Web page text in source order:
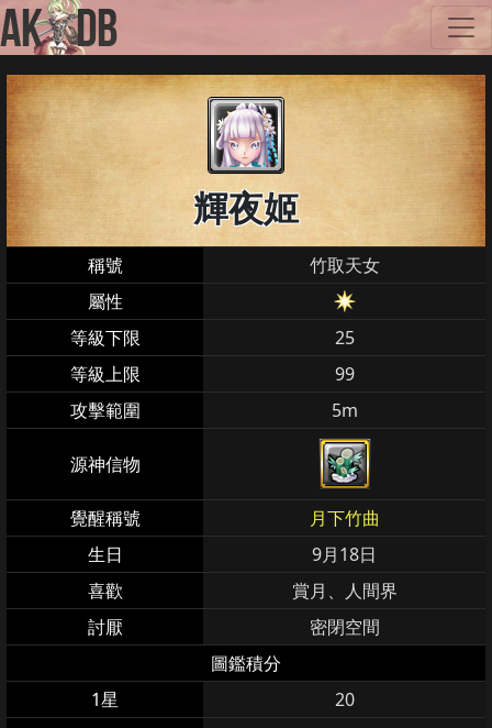
輝夜姬
稱號
竹取天女
屬性
等級下限
25
等級上限
99
攻擊範圍
5m
源神信物
覺醒稱號
月下竹曲
生日
9月18日
喜歡
賞月、人間界
討厭
密閉空間
圖鑑積分
1星
20